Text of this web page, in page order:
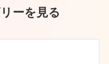
ーを見る